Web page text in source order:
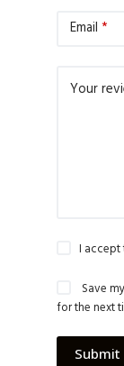
Email *
Your
I
Save
for the next
Submit